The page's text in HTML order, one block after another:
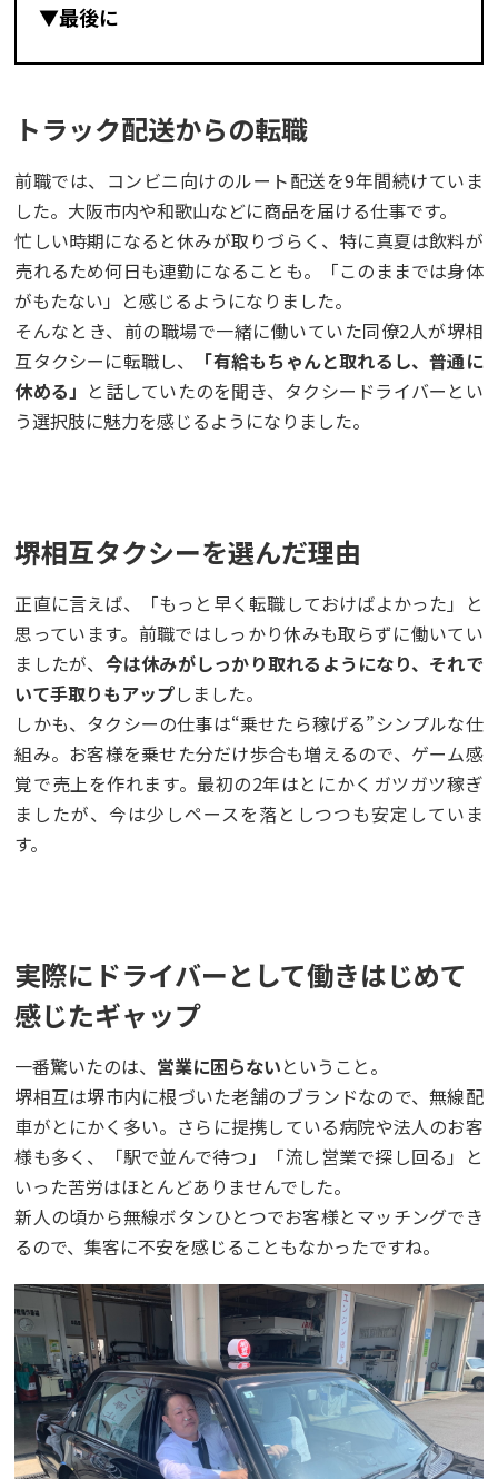
▼最後に
トラック配送からの転職
前職では、コンビニ向けのルート配送を9年間続けていま
した。大阪市内や和歌山などに商品を届ける仕事です。
忙しい時期になると休みが取りづらく、特に真夏は飲料が
売れるため何日も連勤になることも。「このままでは身体
がもたない」と感じるようになりました。
そんなとき、前の職場で一緒に働いていた同僚2人が堺相
互タクシーに転職し、
「有給もちゃんと取れるし、普通に
休める」 と話していたのを聞き、タクシードライバーとい
う選択肢に魅力を感じるようになりました。
堺相互タクシーを選んだ理由
正直に言えば、「もっと早く転職しておけばよかった」と
思っています。前職ではしっかり休みも取らずに働いてい
ましたが、 今は休みがしっかり取れるようになり、それで
いて手取りもアップしました。
しかも、タクシーの仕事は“乗せたら稼げる”シンプルな仕
組み。お客様を乗せた分だけ歩合も増えるので、ゲーム感
覚で売上を作れます。最初の2年はとにかくガツガツ稼ぎ
ましたが、今は少しペースを落としつつも安定していま
す。
実際にドライバーとして働きはじめて
感じたギャップ
一番驚いたのは、 営業に困らないということ。
堺相互は堺市内に根づいた老舗のブランドなので、無線配
車がとにかく多い。さらに提携している病院や法人のお客
様も多く、「駅で並んで待つ」「流し営業で探し回る」と
いった苦労はほとんどありませんでした。
新人の頃から無線ボタンひとつでお客様とマッチングでき
るので、集客に不安を感じることもなかったですね。